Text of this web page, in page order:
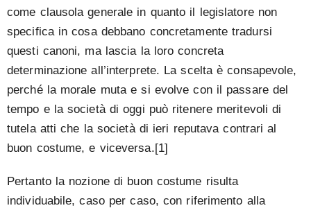
come clausola generale in quanto il legislatore non
specifica in cosa debbano concretamente tradursi
questi canoni, ma lascia la loro concreta
determinazione all’interprete. La scelta è consapevole,
perché la morale muta e si evolve con il passare del
tempo e la società di oggi può ritenere meritevoli di
tutela atti che la società di ieri reputava contrari al
buon costume, e viceversa.[1]
Pertanto la nozione di buon costume risulta
individuabile, caso per caso, con riferimento alla